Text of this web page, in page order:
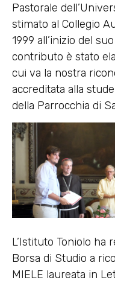
Pastorale
stimato al Collegio
1999 all’inizio del
contributo è stato
cui va la nostra
accreditata alla
della Parrocchia di
L’Istituto Toniolo ha
Borsa di Studio a
MIELE laureata in